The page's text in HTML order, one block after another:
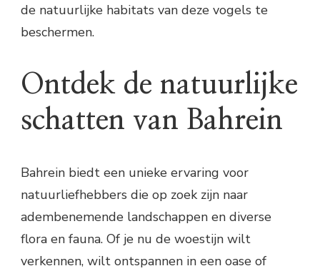
de natuurlijke habitats van deze vogels te
beschermen.
Ontdek de natuurlijke
schatten van Bahrein
Bahrein biedt een unieke ervaring voor
natuurliefhebbers die op zoek zijn naar
adembenemende landschappen en diverse
flora en fauna. Of je nu de woestijn wilt
verkennen, wilt ontspannen in een oase of